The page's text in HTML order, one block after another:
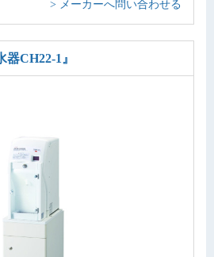
> メーカーへ問い合わせる
器CH22-1』